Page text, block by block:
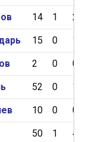
14 1 2
15 0 1
2 0 0
52 0 1
10 0 0
50 1 4